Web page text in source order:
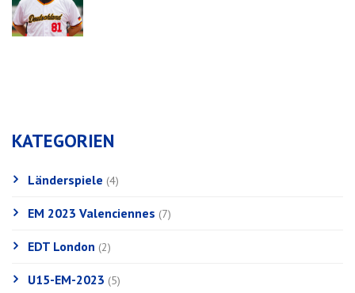
KATEGORIEN
Länderspiele (4)
EM 2023 Valenciennes (7)
EDT London (2)
U15-EM-2023 (5)